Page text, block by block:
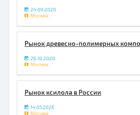
24.09.2020
Москва
Рынок древесно-полимерных
26.10.2020
Москва
Рынок ксилола в России
14.05.2026
Москва